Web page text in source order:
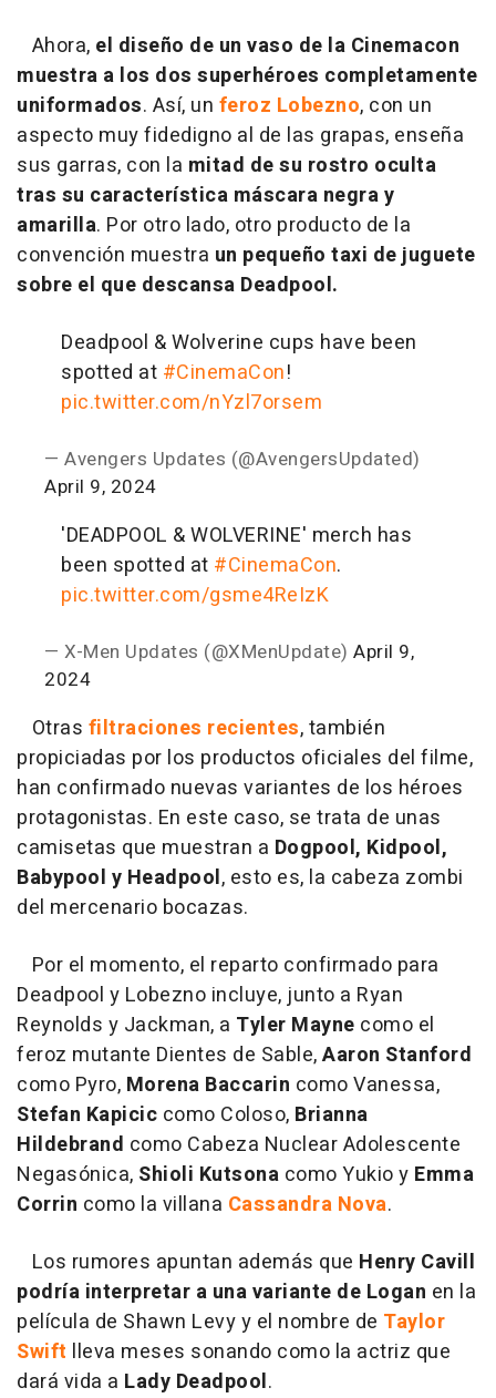
Ahora, el diseño de un vaso de la Cinemacon
muestra a los dos superhéroes completamente
uniformados. Así, un feroz Lobezno, con un
aspecto muy fidedigno al de las grapas, enseña
sus garras, con la mitad de su rostro oculta
tras su característica máscara negra y
amarilla. Por otro lado, otro producto de la
convención muestra un pequeño taxi de juguete
sobre el que descansa Deadpool.
Deadpool & Wolverine cups have been
spotted at #CinemaCon!
pic.twitter.com/nYzl7orsem
— Avengers Updates (@AvengersUpdated)
April 9, 2024
'DEADPOOL & WOLVERINE' merch has
been spotted at #CinemaCon.
pic.twitter.com/gsme4ReIzK
— X-Men Updates (@XMenUpdate) April 9,
2024
Otras filtraciones recientes, también
propiciadas por los productos oficiales del filme,
han confirmado nuevas variantes de los héroes
protagonistas. En este caso, se trata de unas
camisetas que muestran a Dogpool, Kidpool,
Babypool y Headpool, esto es, la cabeza zombi
del mercenario bocazas.
Por el momento, el reparto confirmado para
Deadpool y Lobezno incluye, junto a Ryan
Reynolds y Jackman, a Tyler Mayne como el
feroz mutante Dientes de Sable,Aaron Stanford
como Pyro, Morena Baccarin como Vanessa,
Stefan Kapicic como Coloso, Brianna
Hildebrand como Cabeza Nuclear Adolescente
Negasónica, Shioli Kutsona como Yukio y Emma
Corrin como la villana Cassandra Nova.
Los rumores apuntan además que Henry Cavill
podría interpretar a una variante de Logan en la
película de Shawn Levy y el nombre de Taylor
Swift lleva meses sonando como la actriz que
dará vida a Lady Deadpool.